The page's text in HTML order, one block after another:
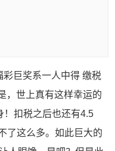
巨奖系一人中得 缴税
，世上真有这样幸运的
！扣税之后也还有4.5
了这么多。如此巨大的